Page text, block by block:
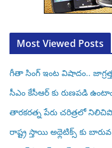
Most Viewed Posts
గీతా సింగ్ ఇంట విషాదం..
సీఎం కేసీఆర్ కు రుణపడి
తారకరత్న పేరు చరిత్రలో
రాష్ట్ర స్తాయి అథ్లెటిక్స్ కు